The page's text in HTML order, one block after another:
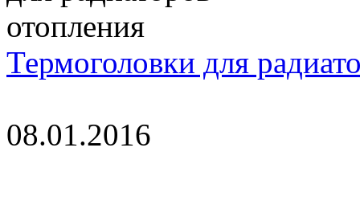
Термоголовки для
08.01.2016